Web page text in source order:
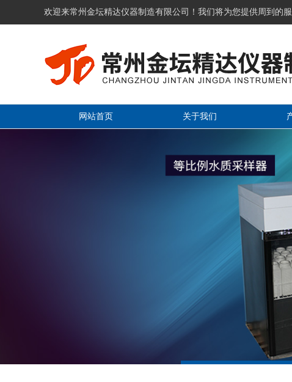
欢迎来常州金坛精达仪器制造有限公司！我们将为您提供周到的服
网站首页 关于我们